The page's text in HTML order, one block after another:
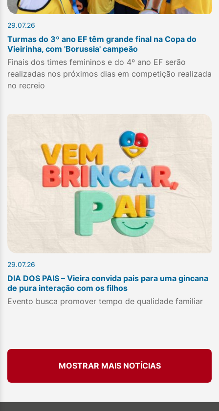
29.07.26
Turmas do 3º ano EF têm grande final na Copa do
Vieirinha, com 'Borussia' campeão
Finais dos times femininos e do 4º ano EF serão
realizadas nos próximos dias em competição realizada
no recreio
29.07.26
DIA DOS PAIS – Vieira convida pais para uma gincana
de pura interação com os filhos
Evento busca promover tempo de qualidade familiar
MOSTRAR MAIS NOTÍCIAS